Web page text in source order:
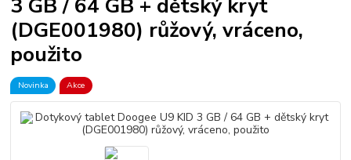
(DGE001980) růžový, vráceno,
použito
Novinka Akce